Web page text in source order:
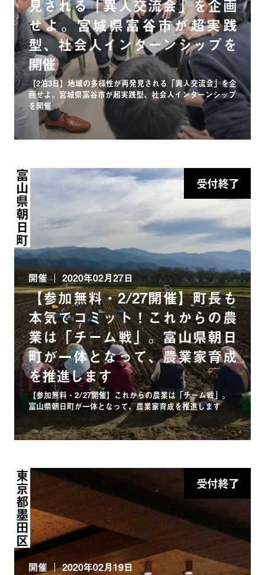
見される「異人交流会」を企画
せよ。宮城県富谷市が超実践
型、社会人インターンシップを
開催
【2泊3日】地域の多様性が再発見される「異人交流会」を企
画せよ。宮城県富谷市が超実践型、社会人インターンシップ
を開催
受付終了
富山県朝日町
開催 2020年02月27日
【参加無料・2/27開催】町長も
本気でコミット！これからの農
業は「チーム戦」。富山県朝日
町が一体となって、農業家育成
を推進します
【参加無料・2/27開催】これからの農業は「チーム戦」。
富山県朝日町が一体となって、農業家育成を推進します
受付終了
東京都墨田区
開催 2020年02月19日